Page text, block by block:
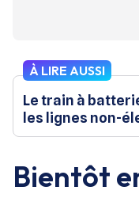
À LIRE AUSSI
Le train à
les lignes non-
Bientôt